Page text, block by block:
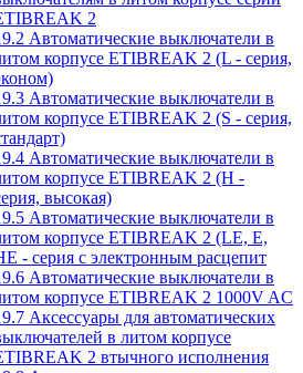
2
Автоматические выключатели в
корпусе ETIBREAK 2 (L - серия,
Автоматические выключатели в
корпусе ETIBREAK 2 (S - серия,
Автоматические выключатели в
корпусе ETIBREAK 2 (H -
высокая)
Автоматические выключатели в
корпусе ETIBREAK 2 (LE, E,
- серия с электронным расцепит
Автоматические выключатели в
корпусе ETIBREAK 2 1000V AC
Аксессуары для автоматических
в литом корпусе
2 втычного исполнения